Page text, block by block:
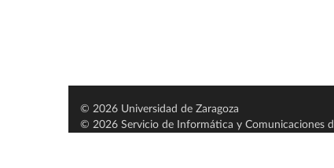
© 2026 Universidad de Zaragoza
© 2026 Servicio de Informática y Comunicaciones